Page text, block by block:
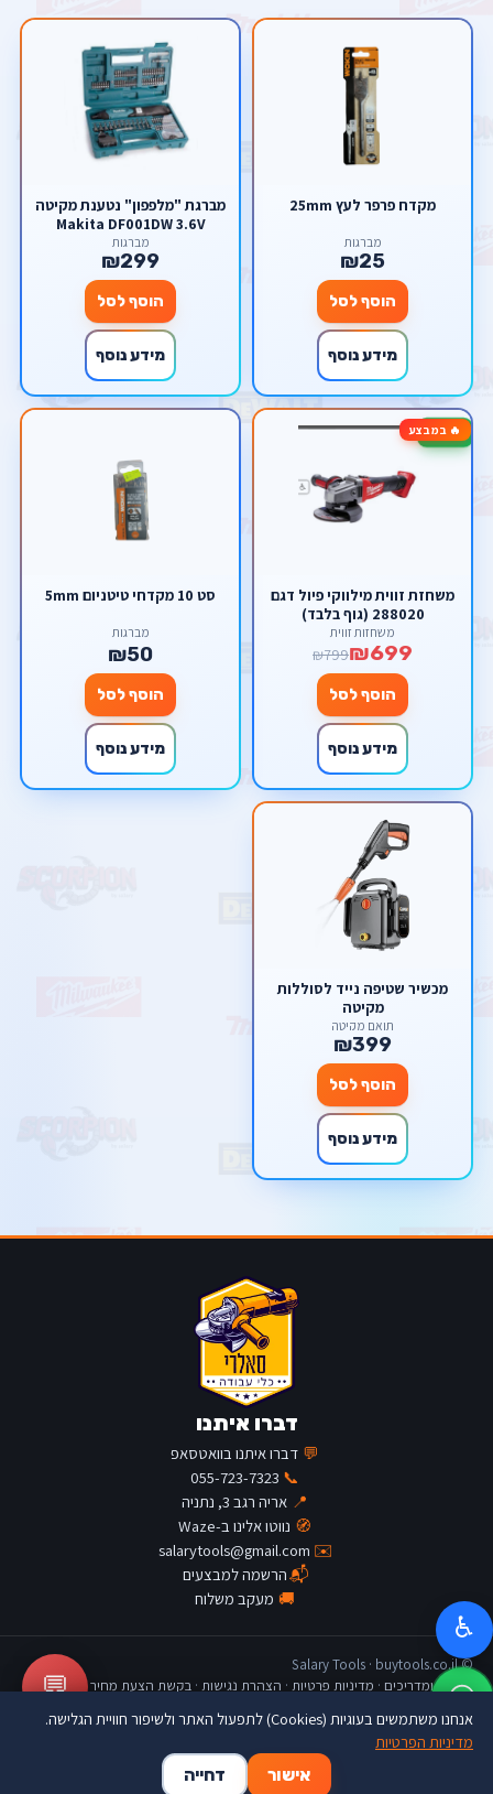
מקדח פרפר לעץ 25mm
מברגות
₪25
הוסף לסל
מידע נוסף
מברגת "מלפפון" נטענת מקיטה
Makita DF001DW 3.6V
מברגות
₪299
הוסף לסל
מידע נוסף
🔥 במבצע-13%
משחזת זווית מילווקי פיול דגם
288020 (גוף בלבד)
משחזות זווית
₪699
₪799
הוסף לסל
מידע נוסף
סט 10 מקדחי טיטניום 5mm
מברגות
₪50
הוסף לסל
מידע נוסף
מכשיר שטיפה נייד לסוללות
מקיטה
תואם מקיטה
₪399
הוסף לסל
מידע נוסף
דברו איתנו
💬 דברו איתנו בוואטסאפ
📞
055-723-7323
📍 אריה רגב 3, נתניה
🧭 נווטו אלינו ב-Waze
✉️
salarytools@gmail.com
📬הרשמה למבצעים
🚚 מעקב משלוח
© Salary Tools · buytools.co.il
כתבות ומדריכים · מדיניות פרטיות · הצהרת נגישות · בקשת הצעת מחיר 💬
♿
🛒
אנחנו משתמשים בעוגיות (Cookies) לתפעול האתר ולשיפור חוויית הגלישה.
מדיניות הפרטיות
אישור
דחייה